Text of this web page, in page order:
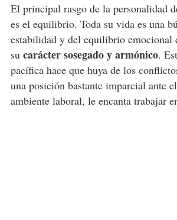
El principal rasgo de la personalidad
es el equilibrio. Toda su vida es una
estabilidad y del equilibrio emocional
su carácter sosegado y armónico.
pacífica hace que huya de los
una posición bastante imparcial ante
ambiente laboral, le encanta trabajar